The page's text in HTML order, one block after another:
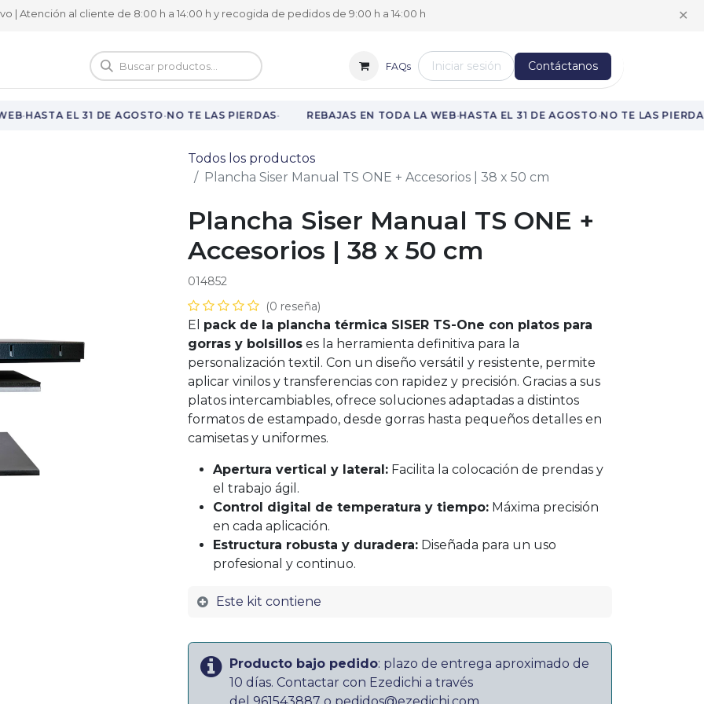
| Atención al cliente de 8:00 h a 14:00 h y recogida de pedidos de 9:00 h a 14:00 h ✕
Vuelta al cole FAQs Iniciar sesión Contáctanos
·HASTA EL 31 DE AGOSTO·NO TE LAS PIERDAS· REBAJAS EN TODA LA WEB·HASTA EL 31 DE AGOSTO·NO TE LAS PIERDAS
Todos los productos
Plancha Siser Manual TS ONE + Accesorios | 38 x 50 cm
Plancha Siser Manual TS ONE +
Accesorios | 38 x 50 cm
014852
(0 reseña)
El pack de la plancha térmica SISER TS-One con platos para
gorras y bolsillos es la herramienta definitiva para la
personalización textil. Con un diseño versátil y resistente, permite
aplicar vinilos y transferencias con rapidez y precisión. Gracias a sus
platos intercambiables, ofrece soluciones adaptadas a distintos
formatos de estampado, desde gorras hasta pequeños detalles en
camisetas y uniformes.
Apertura vertical y lateral: Facilita la colocación de prendas y
el trabajo ágil.
Control digital de temperatura y tiempo: Máxima precisión
en cada aplicación.
Estructura robusta y duradera: Diseñada para un uso
profesional y continuo.
Este kit contiene
Producto bajo pedido: plazo de entrega aproximado de
10 días. Contactar con Ezedichi a través